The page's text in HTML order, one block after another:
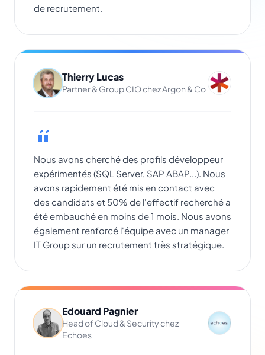
de recrutement.
Thierry Lucas
Partner & Group CIO chez Argon & Co
Nous avons cherché des profils développeur
expérimentés (SQL Server, SAP ABAP...). Nous
avons rapidement été mis en contact avec
des candidats et 50% de l'effectif recherché a
été embauché en moins de 1 mois. Nous avons
également renforcé l'équipe avec un manager
IT Group sur un recrutement très stratégique.
Edouard Pagnier
Head of Cloud & Security chez
Echoes